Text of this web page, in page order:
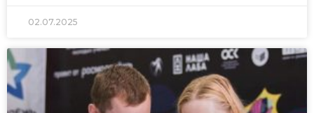
02.07.2025